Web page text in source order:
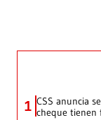
1 CSS anuncia
cheque tienen